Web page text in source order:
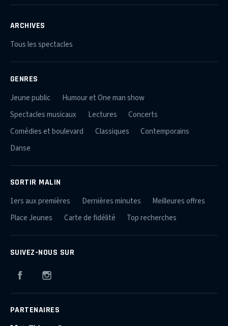
ARCHIVES
Tous les spectacles
GENRES
Jeune public
Humour et One man show
Spectacles musicaux
Lectures
Concerts
Comédies et boulevard
Classiques
Contemporains
Danse
SORTIR MALIN
1ers aux premières Dernières minutes
Meilleures offres
Place Jeunes
Carte de fidélité Top recherches
SUIVEZ-NOUS SUR
Facebook
PARTENAIRES